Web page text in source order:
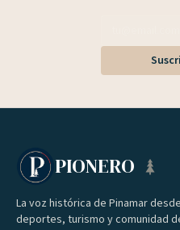
PIONERO
La voz histórica de Pinamar
deportes, turismo y comunidad